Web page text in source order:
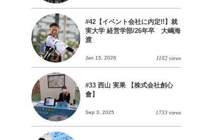
#42【イベント会社に内定!!】就
実大学 経営学部/26年卒 大嶋海
渡
Jan 15, 2026 1102 views
#33 西山 実果 【株式会社創心
會】
Sep 3, 2025 1733 views